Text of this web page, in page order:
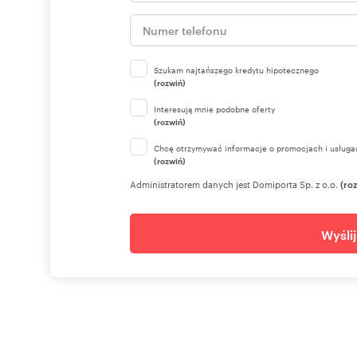
Szukam najtańszego kredytu hipotecznego
(rozwiń)
Interesują mnie podobne oferty
(rozwiń)
Chcę otrzymywać informacje o promocjach i
(rozwiń)
Administratorem danych jest Domiporta Sp. z o.o.